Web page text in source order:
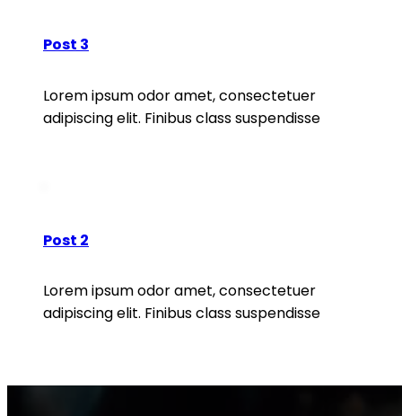
Post 3
Lorem ipsum odor amet, consectetuer
adipiscing elit. Finibus class suspendisse
Post 2
Lorem ipsum odor amet, consectetuer
adipiscing elit. Finibus class suspendisse